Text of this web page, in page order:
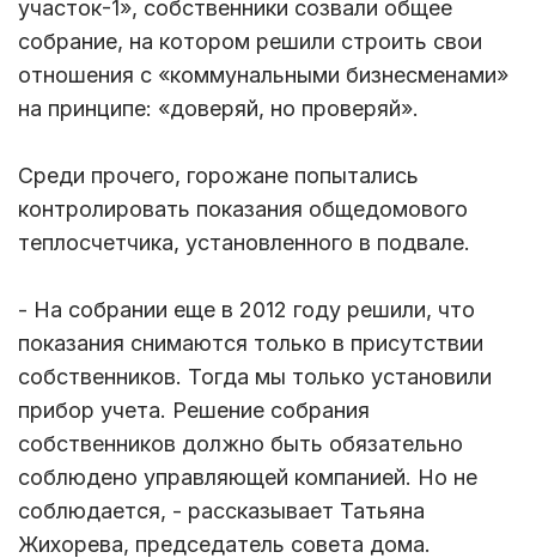
участок-1», собственники созвали общее
собрание, на котором решили строить свои
отношения с «коммунальными бизнесменами»
на принципе: «доверяй, но проверяй».
Среди прочего, горожане попытались
контролировать показания общедомового
теплосчетчика, установленного в подвале.
- На собрании еще в 2012 году решили, что
показания снимаются только в присутствии
собственников. Тогда мы только установили
прибор учета. Решение собрания
собственников должно быть обязательно
соблюдено управляющей компанией. Но не
соблюдается, - рассказывает Татьяна
Жихорева, председатель совета дома.